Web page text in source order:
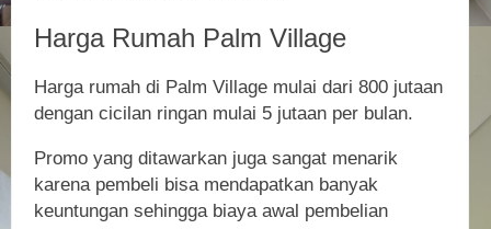
Harga Rumah Palm Village
Harga rumah di Palm Village mulai dari 800 jutaan
dengan cicilan ringan mulai 5 jutaan per bulan.
Promo yang ditawarkan juga sangat menarik
karena pembeli bisa mendapatkan banyak
keuntungan sehingga biaya awal pembelian